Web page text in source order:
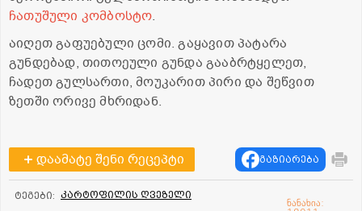
ჩათუშული კომბოსტო.
აიღეთ გაფუებული ცომი. გაყავით პატარა
გუნდებად, თითოეული გუნდა გააბრტყელეთ,
ჩადეთ გულსართი, მოუკარით პირი და შეწვით
ზეთში ორივე მხრიდან.
დაამატე შენი რეცეპტი გაზიარება
ტეგები: კარტოფილის ღვეზელი
ნანახია: